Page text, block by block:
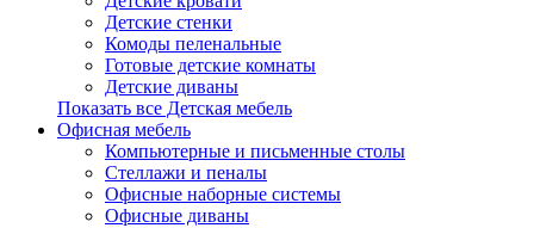
Детские стенки
Комоды пеленальные
Готовые детские комнаты
Детские диваны
Показать все Детская мебель
Офисная мебель
Компьютерные и письменные столы
Стеллажи и пеналы
Офисные наборные системы
Офисные диваны